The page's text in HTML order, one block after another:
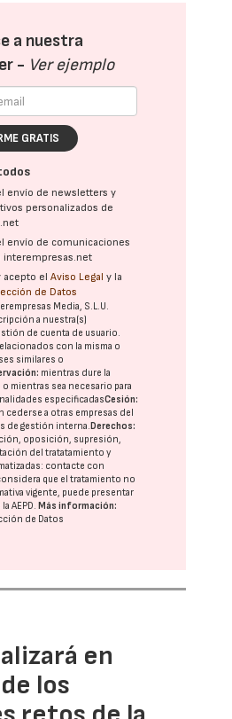
a nuestra
- Ver ejemplo
GRATIS
envío de newsletters y
personalizados de
envío de comunicaciones
interempresas.net
acepto elAviso Legal y la
de Datos
Media, S.L.U.
a nuestra(s)
de cuenta de usuario.
con la misma o
similares o
mientras dure la
mientras sea necesario para
especificadasCesión:
cederse a otras empresas del
de gestión interna. Derechos:
oposición, supresión,
del tratatamiento y
contacte con
que el tratamiento no
vigente, puede presentar
laAEPD. Más información:
de Datos
en
los